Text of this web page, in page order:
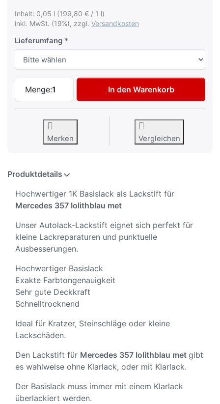
Inhalt: 0,05 l (199,80 € / 1 l)
inkl. MwSt. (19%), zzgl. Versandkosten
Lieferumfang
Menge:1
Autolack Lackstift für Mercedes 357
In den Warenkorb
Merken Vergleichen
Produktdetails
Hochwertiger 1K Basislack als Lackstift für
Mercedes 357 Iolithblau met
Unser Autolack-Lackstift eignet sich perfekt für
kleine Lackreparaturen und punktuelle
Ausbesserungen.
Hochwertiger Basislack
Exakte Farbtongenauigkeit
Sehr gute Deckkraft
Schnelltrocknend
Ideal für Kratzer, Steinschläge oder kleine
Lackschäden.
Den Lackstift für Mercedes 357 Iolithblau met gibt
es wahlweise ohne Klarlack, oder mit Klarlack.
Der Basislack muss immer mit einem Klarlack
überlackiert werden.